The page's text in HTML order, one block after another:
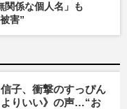
関係な個人名」も
害”
子、衝撃のすっぴん
りいい》の声…“お